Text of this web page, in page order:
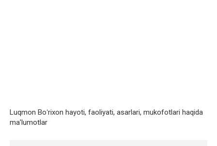
Luqmon Boʻrixon hayoti, faoliyati, asarlari, mukofotlari haqida
ma’lumotlar